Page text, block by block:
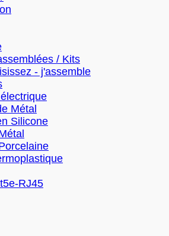
/ Kits
- j'assemble
Métal
Silicone
RJ45